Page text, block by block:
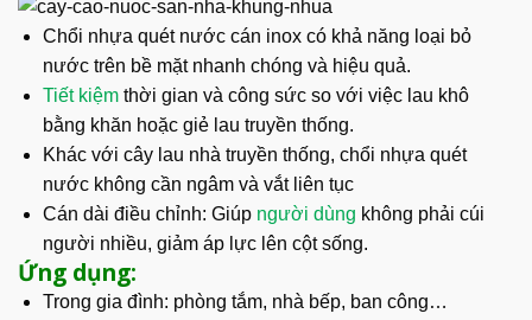
Chổi nhựa quét nước cán inox có khả năng loại bỏ
nước trên bề mặt nhanh chóng và hiệu quả.
Tiết kiệmthời gian và công sức so với việc lau khô
bằng khăn hoặc giẻ lau truyền thống.
Khác với cây lau nhà truyền thống, chổi nhựa quét
nước không cần ngâm và vắt liên tục
Cán dài điều chỉnh: Giúp người dùng không phải cúi
người nhiều, giảm áp lực lên cột sống.
Ứng dụng:
Trong gia đình: phòng tắm, nhà bếp, ban công…